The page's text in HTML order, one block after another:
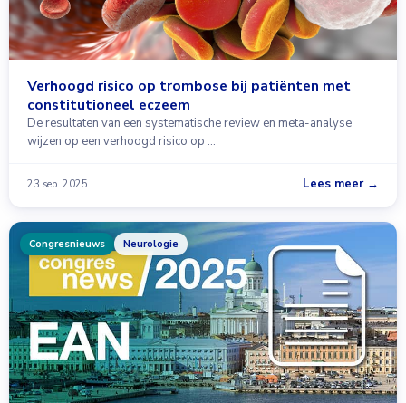
Verhoogd risico op trombose bij patiënten met
constitutioneel eczeem
De resultaten van een systematische review en meta-analyse
wijzen op een verhoogd risico op …
23 sep. 2025 Lees meer →
Congresnieuws Neurologie